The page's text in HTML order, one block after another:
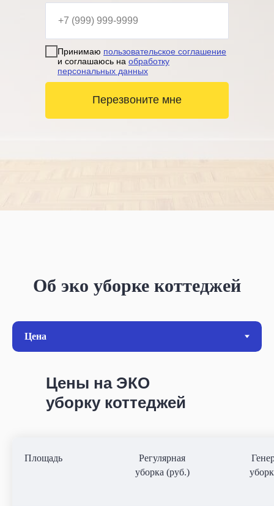
Принимаю пользовательское соглашение
и соглашаюсь на обработку
персональных данных
Перезвоните мне
Об эко уборке коттеджей
Цены на ЭКО
уборку коттеджей
Площадь
Регулярная
уборка (руб.)